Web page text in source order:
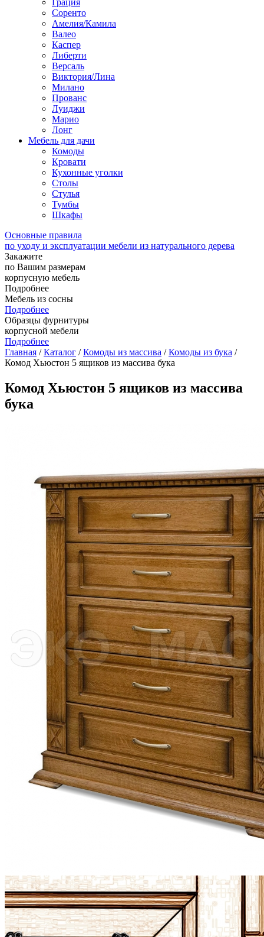
Грация
Соренто
Амелия/Камила
Валео
Каспер
Либерти
Версаль
Виктория/Лина
Милано
Прованс
Луиджи
Марио
Лонг
Мебель для дачи
Комоды
Кровати
Кухонные уголки
Столы
Стулья
Тумбы
Шкафы
Основные правила
по уходу и эксплуатации мебели из натурального дерева
Закажите
по Вашим размерам
корпусную мебель
Подробнее
Мебель из сосны
Подробнее
Образцы фурнитуры
корпусной мебели
Подробнее
Главная /Каталог /Комоды из массива /Комоды из бука /
Комод Хьюстон 5 ящиков из массива бука
Комод Хьюстон 5 ящиков из массива
бука